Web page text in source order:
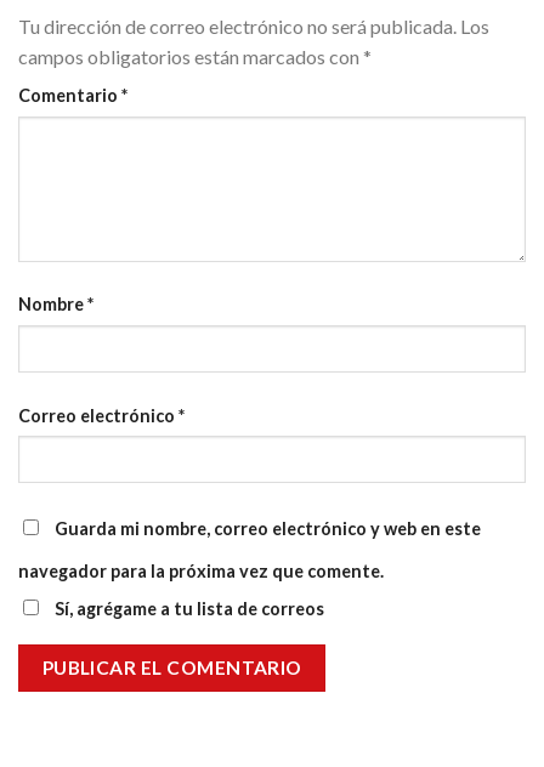
Tu dirección de correo electrónico no será publicada. Los
campos obligatorios están marcados con *
Comentario *
Nombre*
Correo electrónico *
Guarda mi nombre, correo electrónico y web en este
navegador para la próxima vez que comente.
Sí, agrégame a tu lista de correos